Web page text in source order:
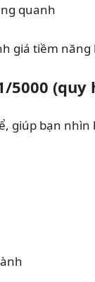
quanh
giá tiềm
5000 (quy
giúp bạn nhìn